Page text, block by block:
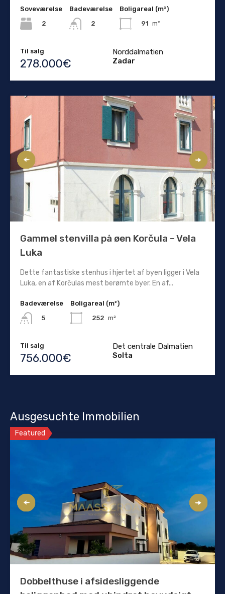
Soveværelse
2
Badeværelse
2
Boligareal (m²)
91 m²
Til salg
278.000€
Norddalmatien
Zadar
Gammel stenvilla på øen Korčula – Vela
Luka
Dette fantastiske stenhus i hjertet af byen ligger i Vela
Luka, en af ​​Korčulas mest berømte byer. En af...
Badeværelse
5
Boligareal (m²)
252 m²
Til salg
756.000€
Det centrale Dalmatien
Solta
Ausgesuchte Immobilien
Featured
Dobbelthuse i afsidesliggende